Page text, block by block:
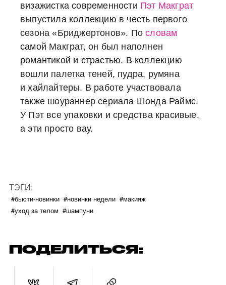
визажистка современности Пэт Макграт
выпустила коллекцию в честь первого
сезона «Бриджертонов». Пословам
самой Макграт, он был наполнен
романтикой и страстью. В коллекцию
вошли палетка теней, пудра, румяна
и хайлайтеры. В работе участвовала
также шоураннер сериала Шонда Раймс.
У Пэт все упаковки и средства красивые,
а эти просто вау.
ТЭГИ:
#бьюти-новинки #новинки недели #макияж
#уход за телом #шампуни
ПОДЕЛИТЬСЯ: